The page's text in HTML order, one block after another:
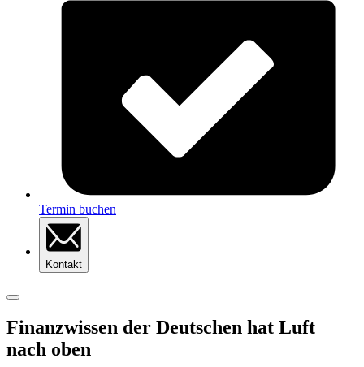
Termin buchen
Kontakt
Finanzwissen der Deutschen hat Luft
nach oben